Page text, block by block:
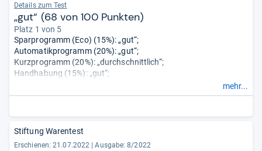
Details zum Test
„gut“ (68 von 100 Punkten)
Platz 1 von 5
Sparprogramm (Eco) (15%): „gut“;
Automatikprogramm (20%): „gut“;
Kurzprogramm (20%): „durchschnittlich“;
Handhabung (15%): „gut“;
Geräusch (10%): „sehr gut“;
Laut Anbieter ähnlich zur geprüften vollintegrierten Miele G
7160 SCVi Autodos.
mehr...
Stiftung Warentest
Erschienen: 21.07.2022
Ausgabe: 8/2022